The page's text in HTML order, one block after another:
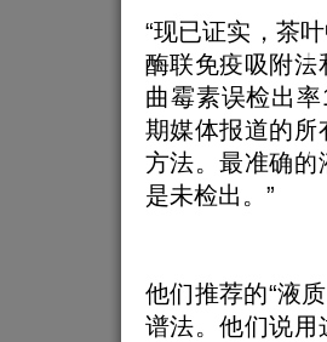
“现已证实，茶
酶联免疫吸附法
曲霉素误检出
期媒体报道的所
方法。最准确的
是未检出。”
他们推荐的“液
谱法。他们说用